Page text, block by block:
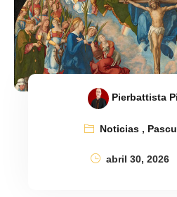
Pierbattista
Noticias,
abril 30, 2026